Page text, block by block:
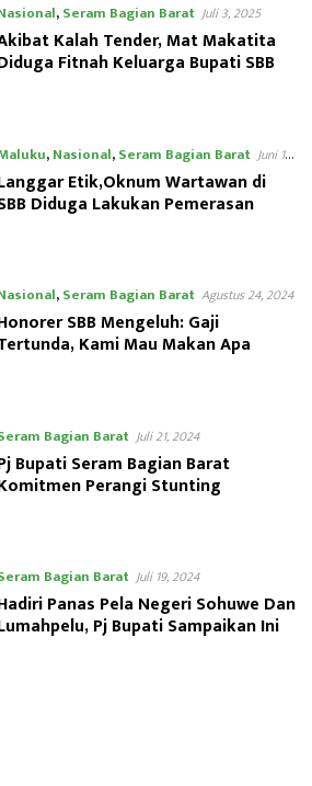
,Seram Bagian Barat Juli 3, 2025
Kalah Tender, Mat Makatita
Fitnah Keluarga Bupati SBB
,Nasional,Seram Bagian Barat Juni 13,
Etik,Oknum Wartawan di
Diduga Lakukan Pemerasan
,Seram Bagian Barat Agustus 24, 2024
SBB Mengeluh: Gaji
Kami Mau Makan Apa
Bagian Barat Juli 21, 2024
Bupati Seram Bagian Barat
Perangi Stunting
Bagian Barat Juli 19, 2024
Panas Pela Negeri Sohuwe Dan
Pj Bupati Sampaikan Ini